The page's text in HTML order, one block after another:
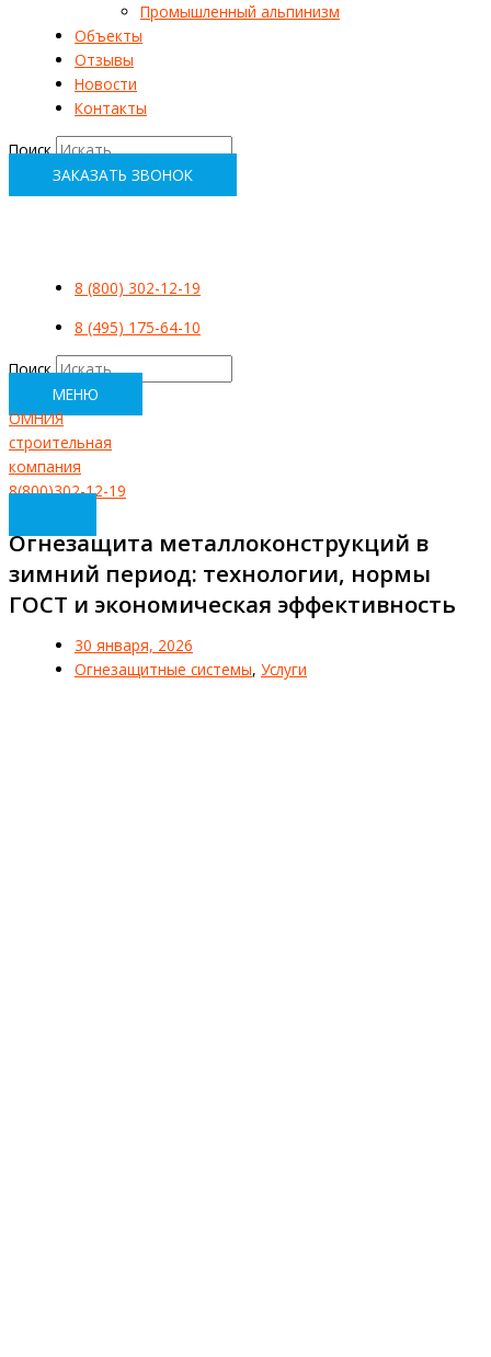
Промышленный альпинизм
Объекты
Отзывы
Новости
Контакты
Поиск
ЗАКАЗАТЬ ЗВОНОК
8 (800) 302-12-19
8 (495) 175-64-10
Поиск
МЕНЮ
ОМНИЯ
строительная
компания
8(800)302-12-19
Огнезащита металлоконструкций в
зимний период: технологии, нормы
ГОСТ и экономическая эффективность
30 января, 2026
Огнезащитные системы, Услуги